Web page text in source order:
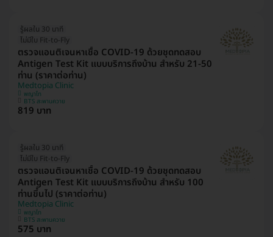
รู้ผลใน 30 นาที
ไม่มีใบ Fit-to-Fly
ตรวจแอนติเจนหาเชื้อ COVID-19 ด้วยชุดทดสอบ
Antigen Test Kit แบบบริการถึงบ้าน สำหรับ 21-50
ท่าน (ราคาต่อท่าน)
Medtopia Clinic
พญาไท
BTS สะพานควาย
819 บาท
รู้ผลใน 30 นาที
ไม่มีใบ Fit-to-Fly
ตรวจแอนติเจนหาเชื้อ COVID-19 ด้วยชุดทดสอบ
Antigen Test Kit แบบบริการถึงบ้าน สำหรับ 100
ท่านขึ้นไป (ราคาต่อท่าน)
Medtopia Clinic
พญาไท
BTS สะพานควาย
575 บาท